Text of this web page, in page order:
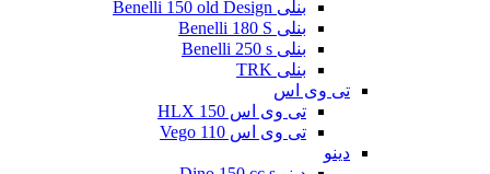
بنلی Benelli 150 old Design
بنلی Benelli 180 S
بنلی Benelli 250 s
بنلی TRK
تی وی اس
تی وی اس 150 HLX
تی وی اس Vego 110
دینو